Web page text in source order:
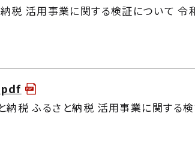
税 活用事業に関する検証について
税 ふるさと納税 活用事業に関する